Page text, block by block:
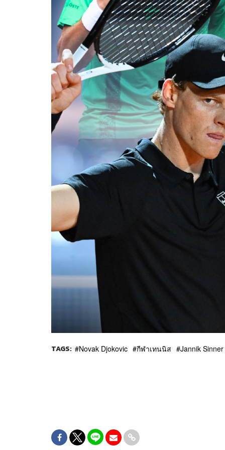
TAGS: Novak Djokovic กีฬาเทนนิส Jannik Sinner